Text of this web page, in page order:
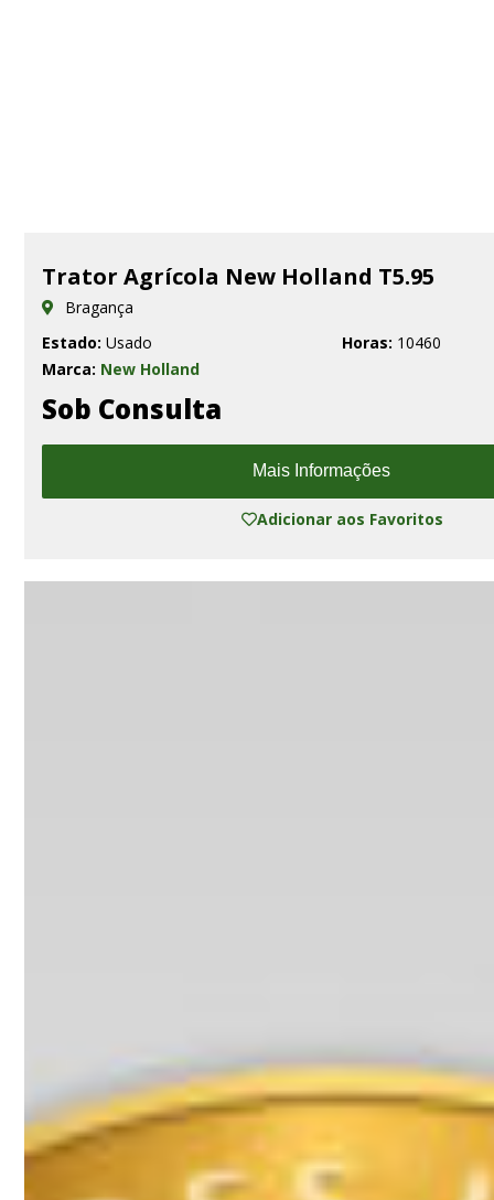
Trator Agrícola New Holland T5.95
Bragança
Estado: Usado Horas: 10460
Marca: New Holland
Sob Consulta
Mais Informações
Adicionar aos Favoritos